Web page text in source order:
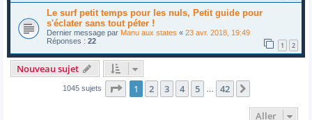
Le surf petit temps pour les nuls, Petit guide pour
s'éclater sans tout péter !
Dernier message par Manu aux states « 23 avr. 2018, 19:49
Réponses : 22 1 2
Nouveau sujet
1045 sujets Page 1sur42
1 2 3 4 5 42
Aller